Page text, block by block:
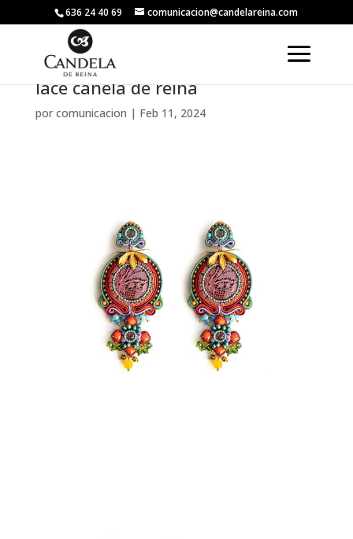
636 24 40 69 comunicacion@candelareina.com
lace canela de reina
por comunicacion | Feb 11, 2024